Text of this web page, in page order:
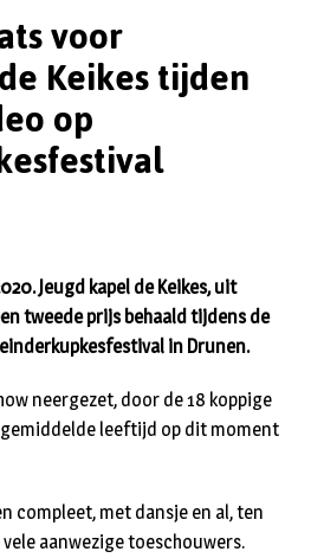
voor
Keikes tijden
op
Jeugd kapel de Keikes, uit
tweede prijs behaald tijdens de
in Drunen.
neergezet, door de 18 koppige
gemiddelde leeftijd op dit moment
compleet, met dansje en al, ten
aanwezige toeschouwers.